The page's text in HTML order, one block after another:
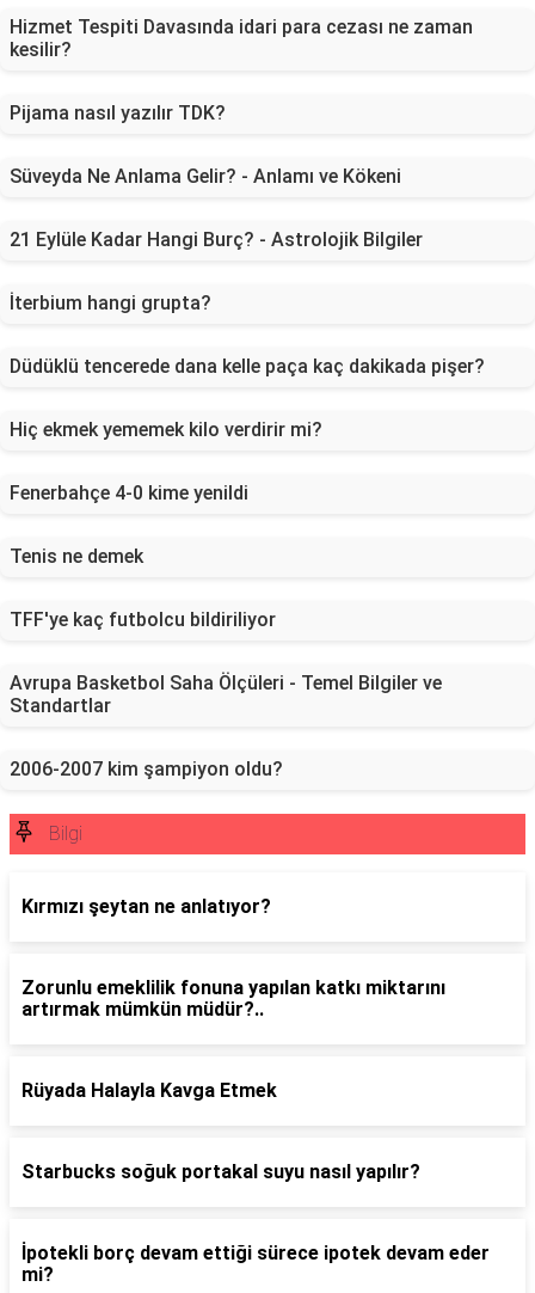
Hizmet Tespiti Davasında idari para cezası ne zaman
kesilir?
Pijama nasıl yazılır TDK?
Süveyda Ne Anlama Gelir? - Anlamı ve Kökeni
21 Eylüle Kadar Hangi Burç? - Astrolojik Bilgiler
İterbium hangi grupta?
Düdüklü tencerede dana kelle paça kaç dakikada pişer?
Hiç ekmek yememek kilo verdirir mi?
Fenerbahçe 4-0 kime yenildi
Tenis ne demek
TFF'ye kaç futbolcu bildiriliyor
Avrupa Basketbol Saha Ölçüleri - Temel Bilgiler ve
Standartlar
2006-2007 kim şampiyon oldu?
Bilgi
Kırmızı şeytan ne anlatıyor?
Zorunlu emeklilik fonuna yapılan katkı miktarını
artırmak mümkün müdür?..
Rüyada Halayla Kavga Etmek
Starbucks soğuk portakal suyu nasıl yapılır?
İpotekli borç devam ettiği sürece ipotek devam eder
mi?